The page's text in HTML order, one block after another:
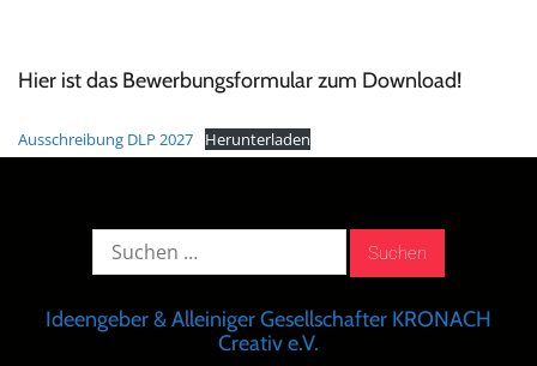
Hier ist das Bewerbungsformular zum Download!
Ausschreibung DLP 2027 Herunterladen
Suche
nach:
Ideengeber & Alleiniger Gesellschafter KRONACH
Creativ e.V.